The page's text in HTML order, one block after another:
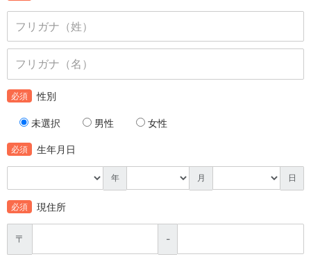
必須 性別
未選択 男性 女性
必須 生年月日
年 月 日
必須 現住所
〒 -